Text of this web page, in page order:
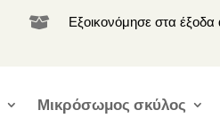
 Εξοικονόμησε στα
Μικρόσωμος σκύλος